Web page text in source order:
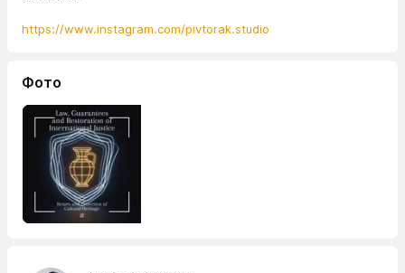
https://www.instagram.com/pivtorak.studio
Фото